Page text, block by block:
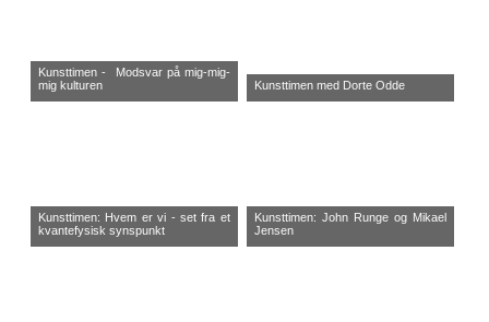
Kunsttimen - Modsvar på mig-mig-
mig kulturen
Kunsttimen med Dorte Odde
Kunsttimen: Hvem er vi - set fra et
kvantefysisk synspunkt
Kunsttimen: John Runge og Mikael
Jensen